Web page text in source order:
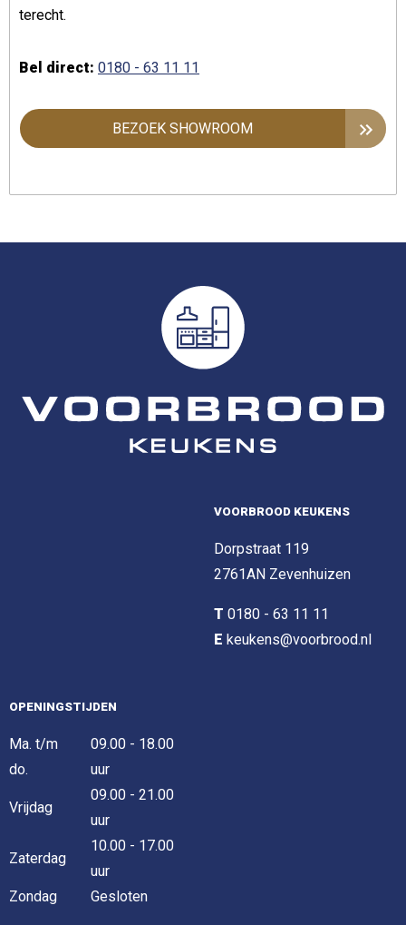
terecht.
Bel direct: 0180 - 63 11 11
BEZOEK SHOWROOM
VOORBROOD KEUKENS
Dorpstraat 119
2761AN Zevenhuizen
T 0180 - 63 11 11
E keukens@voorbrood.nl
OPENINGSTIJDEN
Ma. t/m
do.
09.00 - 18.00
uur
Vrijdag
09.00 - 21.00
uur
Zaterdag
10.00 - 17.00
uur
Zondag
Gesloten